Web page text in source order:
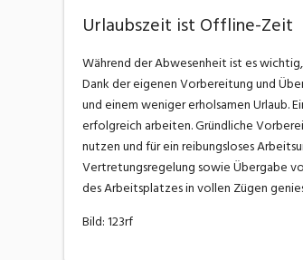
Urlaubszeit ist Offline-Zeit
Während der Abwesenheit ist es
Dank der eigenen Vorbereitung und
und einem weniger erholsamen Urlaub.
erfolgreich arbeiten. Gründliche
nutzen und für ein reibungsloses
Vertretungsregelung sowie Übergabe
des Arbeitsplatzes in vollen Zügen
Bild: 123rf